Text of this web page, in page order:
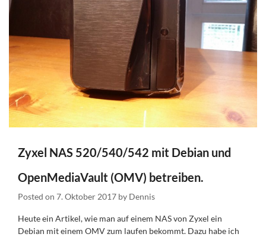
Zyxel NAS 520/540/542 mit Debian und
OpenMediaVault (OMV) betreiben.
Posted on 7. Oktober 2017 by Dennis
Heute ein Artikel, wie man auf einem NAS von Zyxel ein
Debian mit einem OMV zum laufen bekommt. Dazu habe ich